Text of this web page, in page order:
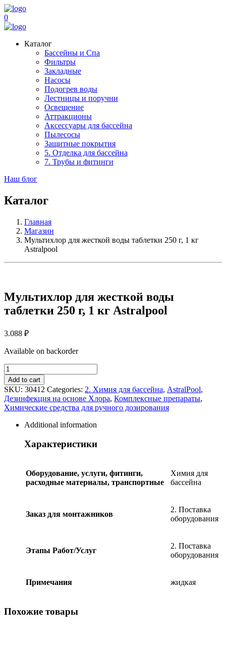
0
Каталог
Бассейны и Спа
Фильтры
Закладные
Насосы
Подогрев воды
Лестницы и поручни
Освещение
Аттракционы
Аксессуары для бассейна
Пылесосы
Защитные покрытия
5. Отделка для бассейна
7. Трубы и фитинги
Наш блог
Каталог
Главная
Магазин
Мультихлор для жесткой воды таблетки 250 г, 1 кг
Astralpool
Мультихлор для жесткой воды
таблетки 250 г, 1 кг Astralpool
3.088 ₽
Available on backorder
Мультихлор
для
жесткой
воды
таблетки
250
Astralpool
Add to cart
SKU: 30412 Categories: 2. Химия для бассейна, AstralPool,
Дезинфекция на основе Хлора, Комплексные препараты,
Химические средства для ручного дозирования
Additional information
Характеристики
Оборудование, услуги, фитинги,
расходные материалы, транспортные
Химия для
бассейна
Заказ для монтажников
2. Поставка
оборудования
Этапы Работ/Услуг
2. Поставка
оборудования
Примечания жидкая
Похожие товары